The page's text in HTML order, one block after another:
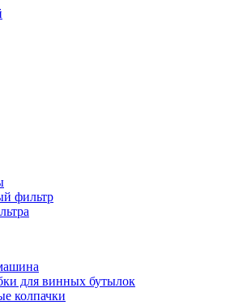
фильтр
для винных бутылок
колпачки